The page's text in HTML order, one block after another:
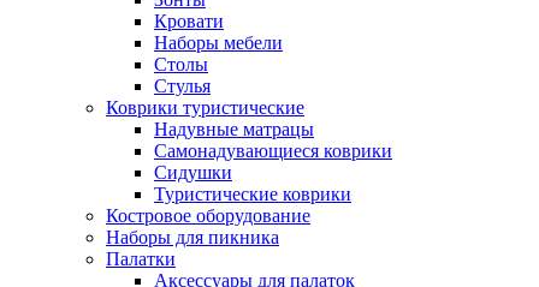
Кровати
Наборы мебели
Столы
Стулья
Коврики туристические
Надувные матрацы
Самонадувающиеся коврики
Сидушки
Туристические коврики
Костровое оборудование
Наборы для пикника
Палатки
Аксессуары для палаток